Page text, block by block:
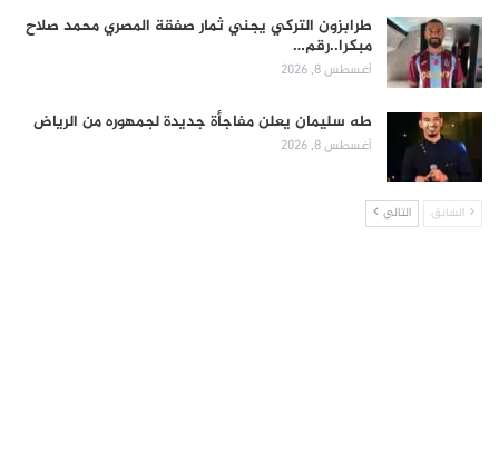
طرابزون التركي يجني ثمار صفقة المصري محمد صلاح
مبكرا..رقم…
أغسطس 8, 2026
طه سليمان يعلن مفاجأة جديدة لجمهوره من الرياض
أغسطس 8, 2026
السابق التالي